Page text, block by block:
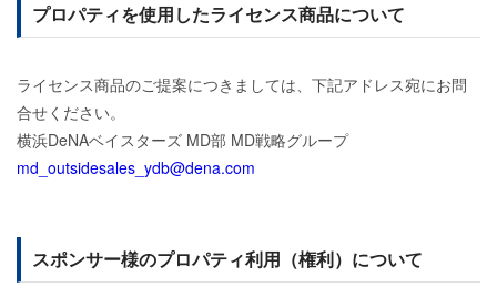
プロパティを使用したライセンス商品について
ライセンス商品のご提案につきましては、下記アドレス宛にお問
合せください。
横浜DeNAベイスターズ MD部 MD戦略グループ
md_outsidesales_ydb@dena.com
スポンサー様のプロパティ利用（権利）について